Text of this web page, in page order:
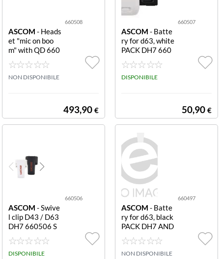
660508
ASCOM - Heads
et "mic on boo
m" with QD 660
508 Headset "m
ic on boom" with
QD
NON DISPONIBILE
493,90 €
660507
ASCOM - Batte
ry for d63, white
PACK DH7 660
507 Battery pac
k for DH7 Asco
m White
DISPONIBILE
50,90 €
660506
ASCOM - Swive
l clip D43 / D63
DH7 660506 S
wivel clip DH7
DISPONIBILE
660497
ASCOM - Batte
ry for d63, black
PACK DH7 AND
OEM 660497 B
attery pack for
DH7 Ascom and
NON DISPONIBILE